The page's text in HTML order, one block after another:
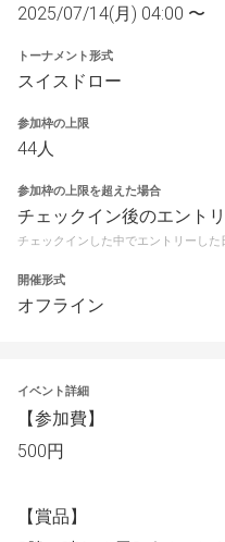
2025/07/14(月) 04:00 〜
トーナメント形式
スイスドロー
参加枠の上限
44人
参加枠の上限を超えた場合
チェックイン後のエント
チェックインした中でエントリーした
開催形式
オフライン
イベント詳細
【参加費】
500円
【賞品】